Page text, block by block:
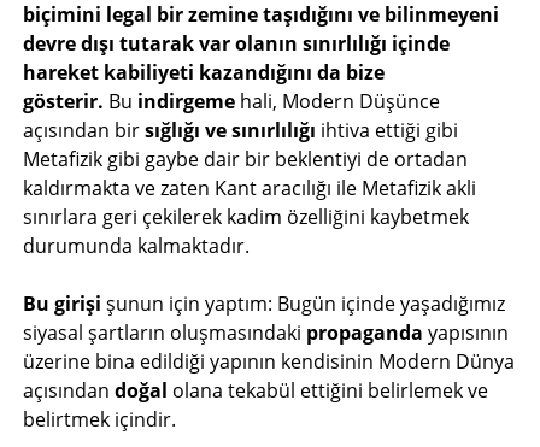
biçimini legal bir zemine taşıdığını ve bilinmeyeni
devre dışı tutarak var olanın sınırlılığı içinde
hareket kabiliyeti kazandığını da bize
gösterir. Bu indirgeme hali, Modern Düşünce
açısından birsığlığı ve sınırlılığı ihtiva ettiği gibi
Metafizik gibi gaybe dair bir beklentiyi de ortadan
kaldırmakta ve zaten Kant aracılığı ile Metafizik akli
sınırlara geri çekilerek kadim özelliğini kaybetmek
durumunda kalmaktadır.
Bu girişi şunun için yaptım: Bugün içinde yaşadığımız
siyasal şartların oluşmasındaki propaganda yapısının
üzerine bina edildiği yapının kendisinin Modern Dünya
açısından doğal olana tekabül ettiğini belirlemek ve
belirtmek içindir.